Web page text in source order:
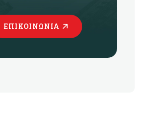
ΕΠΙΚΟΙΝΩΝΊΑ